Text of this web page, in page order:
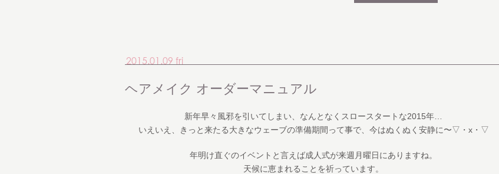
2015.01.09 fri
ヘアメイク オーダーマニュアル
新年早々風邪を引いてしまい、なんとなくスロースタートな2015年…
いえいえ、きっと来たる大きなウェーブの準備期間って事で、今はぬくぬく安静に〜▽・x・▽
年明け直ぐのイベントと言えば成人式が来週月曜日にありますね。
天候に恵まれることを祈っています。